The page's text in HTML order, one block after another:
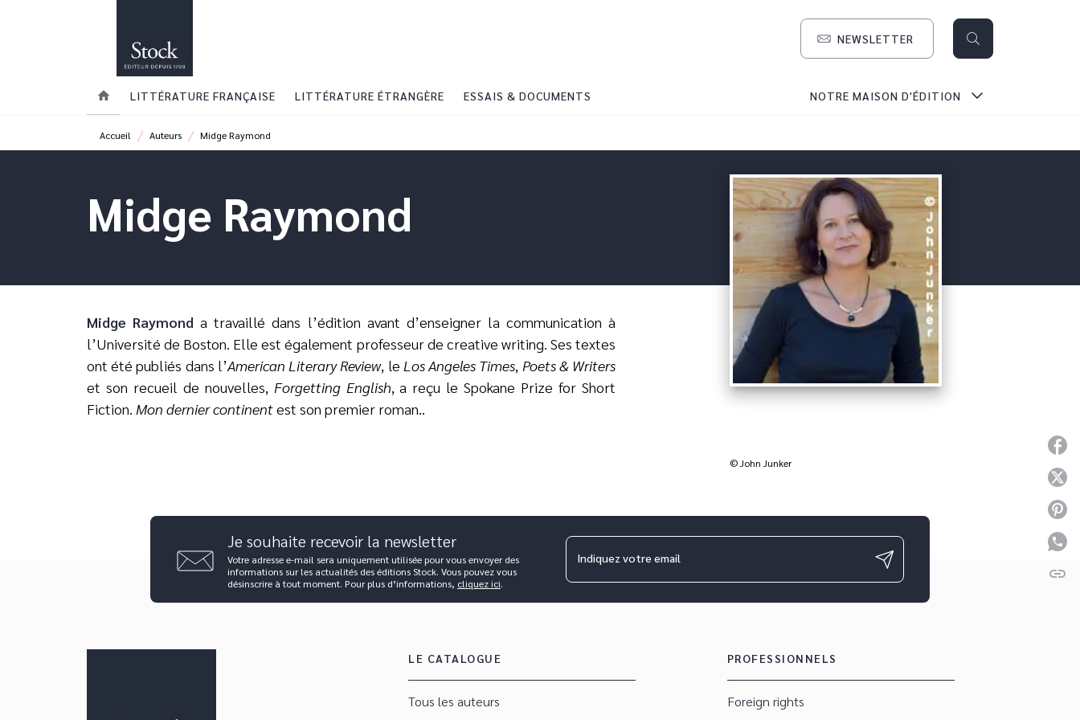
NEWSLETTER
home LITTÉRATURE FRANÇAISE LITTÉRATURE ÉTRANGÈRE ESSAIS & DOCUMENTS NOTRE MAISON D'ÉDITION
Accueil / Auteurs / Midge Raymond
Midge Raymond
Midge Raymond a travaillé dans l’édition avant d’enseigner la communication à
l’Université de Boston. Elle est également professeur de creative writing. Ses textes
ont été publiés dans l’American Literary Review, le Los Angeles Times, Poets & Writers
et son recueil de nouvelles, Forgetting English, a reçu le Spokane Prize for Short
Fiction. Mon derniercontinentest son premier roman..
© John Junker
link
Je souhaite recevoir la newsletter
Votre adresse e-mail sera uniquement utilisée pour vous envoyer des
informations sur les actualités des éditions Stock. Vous pouvez vous
désinscrire à tout moment. Pour plus d’informations, cliquez ici.
Indiquez votre email
LE CATALOGUE
Tous les auteurs
PROFESSIONNELS
Foreign rights